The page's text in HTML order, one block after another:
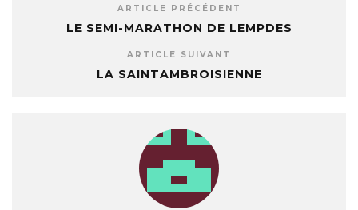
ARTICLE PRÉCÉDENT
LE SEMI-MARATHON DE LEMPDES
ARTICLE SUIVANT
LA SAINTAMBROISIENNE